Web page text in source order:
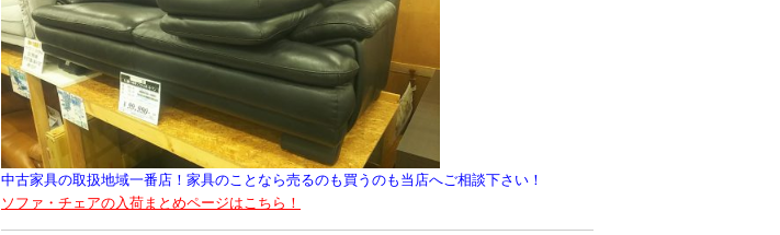
中古家具の取扱地域一番店！家具のことなら売るのも買うのも当店へご相談下さい！
ソファ・チェアの入荷まとめページはこちら！